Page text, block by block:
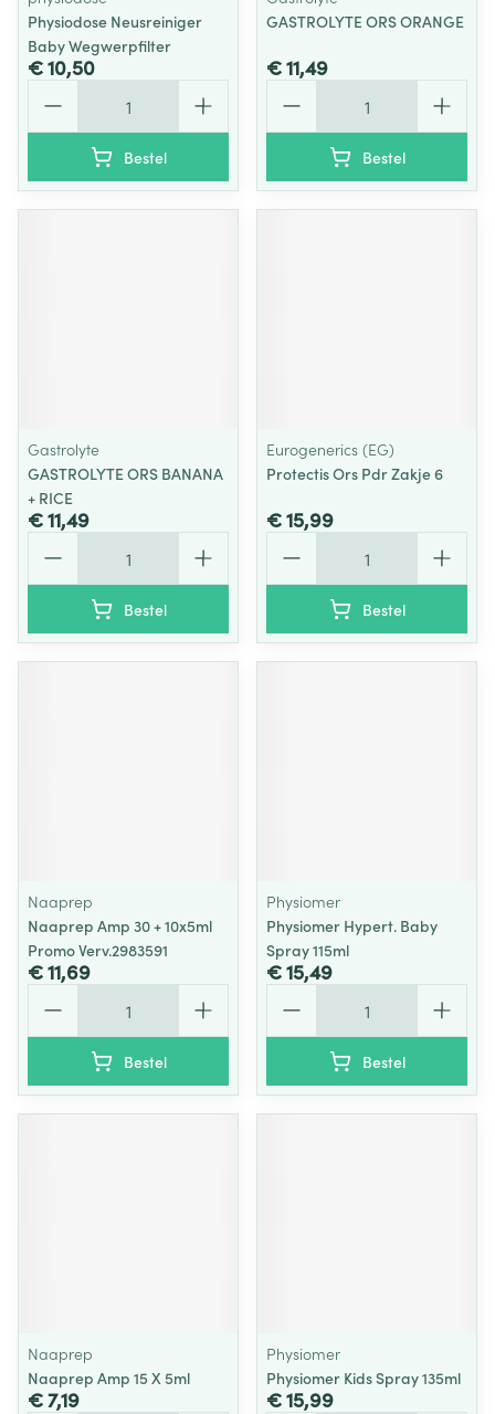
Physiodose Neusreiniger
Baby Wegwerpfilter
€ 10,50
Bestel
GASTROLYTE ORS ORANGE
€ 11,49
Bestel
Gastrolyte
GASTROLYTE ORS BANANA
+ RICE
€ 11,49
Bestel
Eurogenerics (EG)
Protectis Ors Pdr Zakje 6
€ 15,99
Bestel
Naaprep
Naaprep Amp 30 + 10x5ml
Promo Verv.2983591
€ 11,69
Bestel
Physiomer
Physiomer Hypert. Baby
Spray 115ml
€ 15,49
Bestel
Naaprep
Naaprep Amp 15 X 5ml
€ 7,19
Physiomer
Physiomer Kids Spray 135ml
€ 15,99